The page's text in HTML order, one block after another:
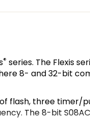
® series. The Flexis
8- and 32-bit
flash, three timer/
The 8-bit